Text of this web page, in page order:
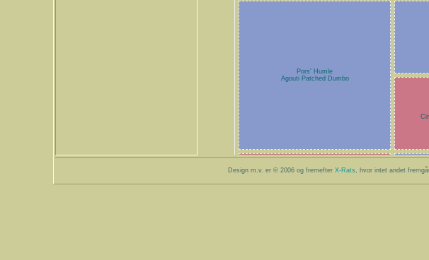
Pors' Humle
Agouti Patched Dumbo
Design m.v. er © 2006 og fremefter X-Rats, hvor intet andet